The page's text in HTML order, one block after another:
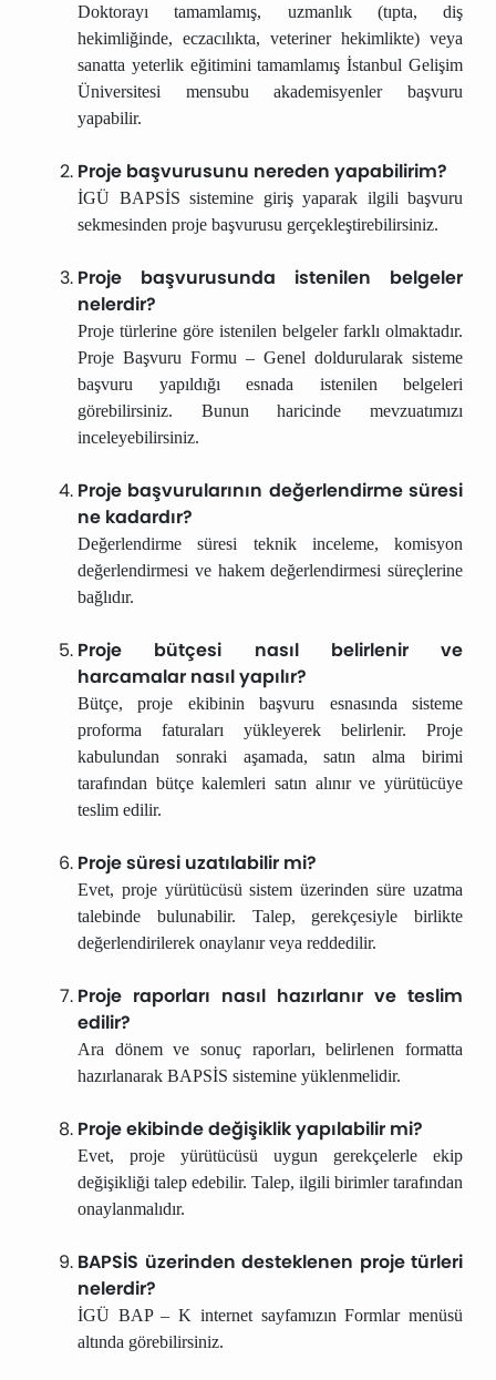
Doktorayı tamamlamış, uzmanlık (tıpta, diş
hekimliğinde, eczacılıkta, veteriner hekimlikte) veya
sanatta yeterlik eğitimini tamamlamış İstanbul Gelişim
Üniversitesi mensubu akademisyenler başvuru
yapabilir.
Proje başvurusunu nereden yapabilirim?
İGÜ BAPSİS sistemine giriş yaparak ilgili başvuru
sekmesinden proje başvurusu gerçekleştirebilirsiniz.
Proje başvurusunda istenilen belgeler
nelerdir?
Proje türlerine göre istenilen belgeler farklı olmaktadır.
Proje Başvuru Formu – Genel doldurularak sisteme
başvuru yapıldığı esnada istenilen belgeleri
görebilirsiniz. Bunun haricinde mevzuatımızı
inceleyebilirsiniz.
Proje başvurularının değerlendirme süresi
ne kadardır?
Değerlendirme süresi teknik inceleme, komisyon
değerlendirmesi ve hakem değerlendirmesi süreçlerine
bağlıdır.
Proje bütçesi nasıl belirlenir ve
harcamalar nasıl yapılır?
Bütçe, proje ekibinin başvuru esnasında sisteme
proforma faturaları yükleyerek belirlenir. Proje
kabulundan sonraki aşamada, satın alma birimi
tarafından bütçe kalemleri satın alınır ve yürütücüye
teslim edilir.
Proje süresi uzatılabilir mi?
Evet, proje yürütücüsü sistem üzerinden süre uzatma
talebinde bulunabilir. Talep, gerekçesiyle birlikte
değerlendirilerek onaylanır veya reddedilir.
Proje raporları nasıl hazırlanır ve teslim
edilir?
Ara dönem ve sonuç raporları, belirlenen formatta
hazırlanarak BAPSİS sistemine yüklenmelidir.
Proje ekibinde değişiklik yapılabilir mi?
Evet, proje yürütücüsü uygun gerekçelerle ekip
değişikliği talep edebilir. Talep, ilgili birimler tarafından
onaylanmalıdır.
BAPSİS üzerinden desteklenen proje türleri
nelerdir?
İGÜ BAP – K internet sayfamızın Formlar menüsü
altında görebilirsiniz.